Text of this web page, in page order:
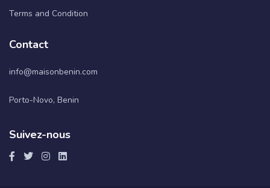
Terms and Condition
Contact
info@maisonbenin.com
Porto-Novo, Benin
Suivez-nous